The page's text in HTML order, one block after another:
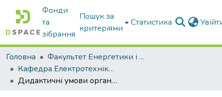
Фонди
та
зібрання
Пошук за
критеріями
Статистика
Головна
Факультет Енергетики і комп'ютерних технологій
Кафедра Електротехніки і електромеханіки ім. проф. В.В. Овчарова
Дидактичні умови організації самостіної роботи студентів з професійної орієнтації